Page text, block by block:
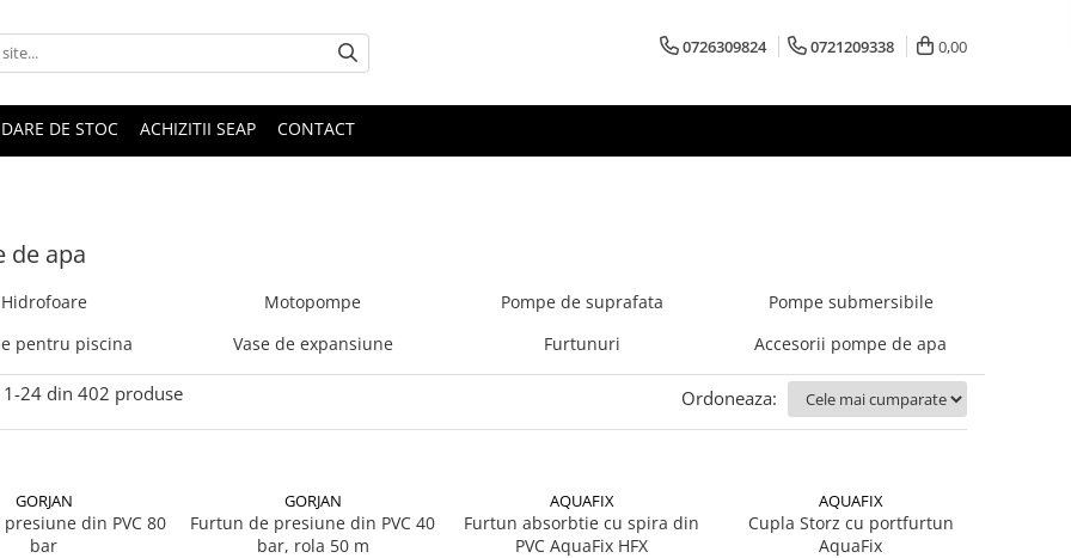
0726309824 0721209338 0,00
DE STOC ACHIZITII SEAP CONTACT
de apa
Hidrofoare Motopompe Pompe de suprafata
Pompe submersibile
pentru piscina
Vase de expansiune Furtunuri Accesorii pompe de apa
1-24 din 402 produse Ordoneaza:
GORJAN
din PVC 80
bar
GORJAN
Furtun de presiune din PVC 40
bar, rola 50 m
AQUAFIX
Furtun absorbtie cu spira din
PVC AquaFix HFX
AQUAFIX
Cupla Storz cu portfurtun
AquaFix